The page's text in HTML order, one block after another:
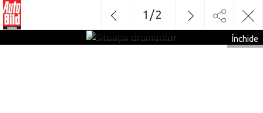
Situația
Închide
1 /2